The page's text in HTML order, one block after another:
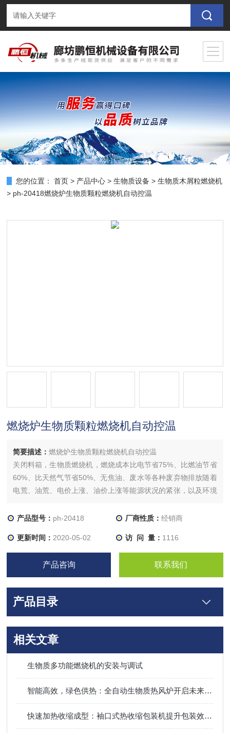
您的位置： 首页 > 产品中心 >生物质设备 >生物质木屑粒燃烧机
> ph-20418燃烧炉生物质颗粒燃烧机自动控温
燃烧炉生物质颗粒燃烧机自动控温
简要描述：燃烧炉生物质颗粒燃烧机自动控温
关闭料箱，生物质燃烧机，燃烧成本比电节省75%、比燃油节省
60%、比天然气节省50%、无焦油、废水等各种废弃物排放随着
电荒、油荒、电价上涨、油价上涨等能源状况的紧张，以及环境
步加强，其中生物质能源的利用是目 前切实可行的
产品型号： ph-20418 厂商性质： 经销商
更新时间： 2020-05-02 访 问 量： 1116
产品咨询 联系我们
产品目录
相关文章
生物质多功能燃烧机的安装与调试
智能高效，绿色供热：全自动生物质热风炉开启未来取暖新模式
快速加热收缩成型：袖口式热收缩包装机提升包装效率省时间